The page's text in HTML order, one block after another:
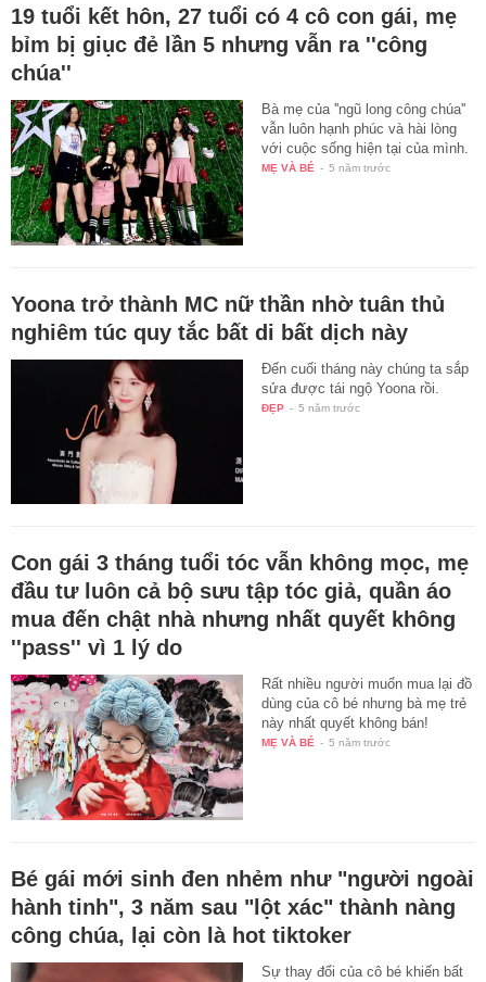
19 tuổi kết hôn, 27 tuổi có 4 cô con gái, mẹ
bỉm bị giục đẻ lần 5 nhưng vẫn ra ''công
chúa''
Bà mẹ của ''ngũ long công chúa''
vẫn luôn hạnh phúc và hài lòng
với cuộc sống hiện tại của mình.
MẸ VÀ BÉ - 5 năm trước
Yoona trở thành MC nữ thần nhờ tuân thủ
nghiêm túc quy tắc bất di bất dịch này
Đến cuối tháng này chúng ta sắp
sửa được tái ngộ Yoona rồi.
ĐẸP - 5 năm trước
Con gái 3 tháng tuổi tóc vẫn không mọc, mẹ
đầu tư luôn cả bộ sưu tập tóc giả, quần áo
mua đến chật nhà nhưng nhất quyết không
''pass'' vì 1 lý do
Rất nhiều người muốn mua lại đồ
dùng của cô bé nhưng bà mẹ trẻ
này nhất quyết không bán!
MẸ VÀ BÉ - 5 năm trước
Bé gái mới sinh đen nhẻm như "người ngoài
hành tinh", 3 năm sau "lột xác" thành nàng
công chúa, lại còn là hot tiktoker
Sự thay đổi của cô bé khiến bất